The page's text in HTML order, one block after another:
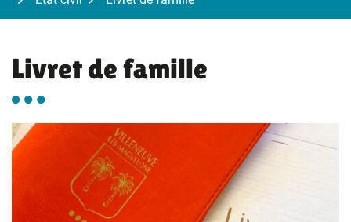
Livret de famille